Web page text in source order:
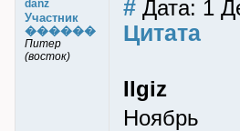
danz
Участник
������
Питер
(восток)
# Дата: 1
Цитата
Ilgiz
Ноябрь